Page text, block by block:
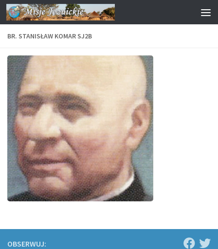
Przejdź do treści
BR. STANISŁAW KOMAR SJ2B
OBSERWUJ: